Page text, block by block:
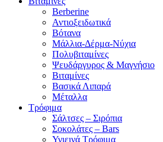
Berberine
Αντιοξειδωτικά
Βότανα
Μάλλια-Δέρμα-Νύχια
Πολυβιταμίνες
Ψευδάργυρος & Μαγνήσιο
Βιταμίνες
Βασικά Λιπαρά
Μέταλλα
Τρόφιμα
Σάλτσες – Σιρόπια
Σοκολάτες – Bars
Υγιεινά Τρόφιμα